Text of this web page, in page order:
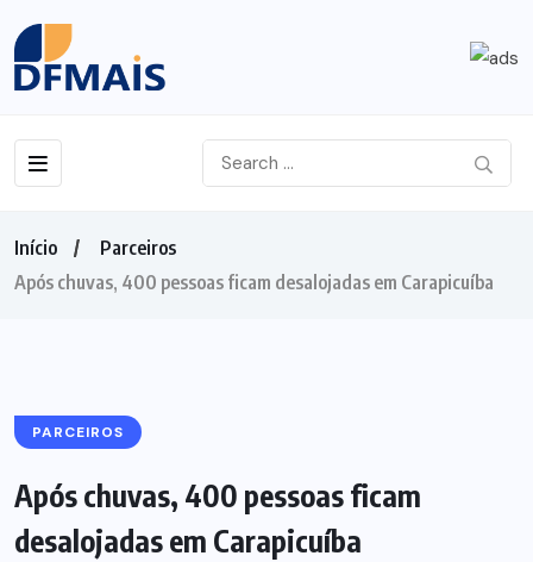
Início
Parceiros
Após chuvas, 400 pessoas ficam desalojadas em Carapicuíba
PARCEIROS
Após chuvas, 400 pessoas ficam
desalojadas em Carapicuíba